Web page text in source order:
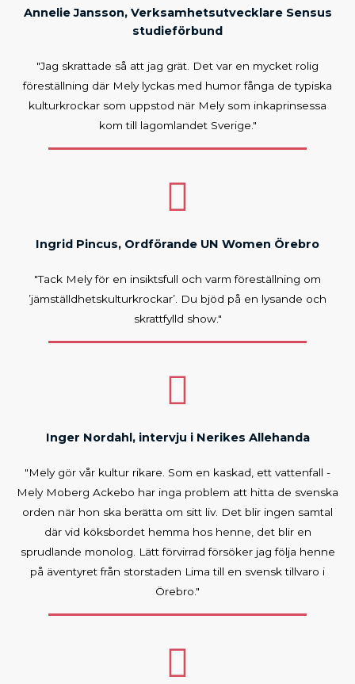
Annelie Jansson, Verksamhetsutvecklare Sensus
studieförbund
"Jag skrattade så att jag grät. Det var en mycket rolig
föreställning där Mely lyckas med humor fånga de typiska
kulturkrockar som uppstod när Mely som inkaprinsessa
kom till lagomlandet Sverige."
Ingrid Pincus, Ordförande UN Women Örebro
"Tack Mely för en insiktsfull och varm föreställning om
’jämställdhetskulturkrockar’. Du bjöd på en lysande och
skrattfylld show."
Inger Nordahl, intervju i Nerikes Allehanda
"Mely gör vår kultur rikare. Som en kaskad, ett vattenfall -
Mely Moberg Ackebo har inga problem att hitta de svenska
orden när hon ska berätta om sitt liv. Det blir ingen samtal
där vid köksbordet hemma hos henne, det blir en
sprudlande monolog. Lätt förvirrad försöker jag följa henne
på äventyret från storstaden Lima till en svensk tillvaro i
Örebro."